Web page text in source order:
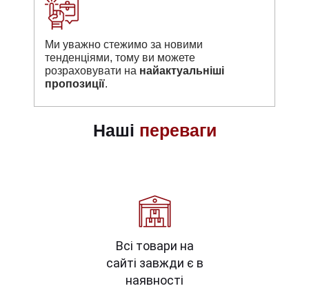
Ми уважно стежимо за новими
тенденціями, тому ви можете
розраховувати на найактуальніші
пропозиції.
Наші переваги
Всі товари на
сайті завжди є в
наявності